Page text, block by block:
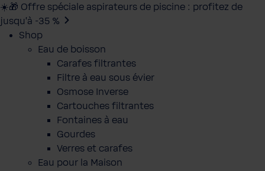
☀️🎁 Offre spéciale aspirateurs de piscine : profitez de
jusqu’à -35 %
Shop
Eau de boisson
Carafes filtrantes
Filtre à eau sous évier
Osmose Inverse
Cartouches filtrantes
Fontaines à eau
Gourdes
Verres et carafes
Eau pour la Maison